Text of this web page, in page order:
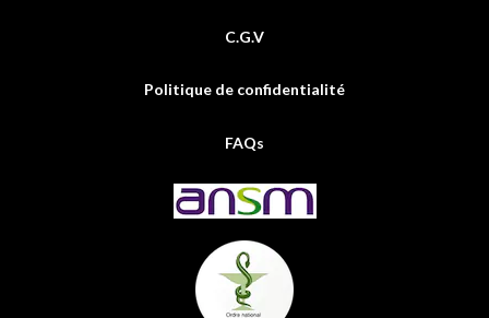
C.G.V
Politique de confidentialité
FAQs